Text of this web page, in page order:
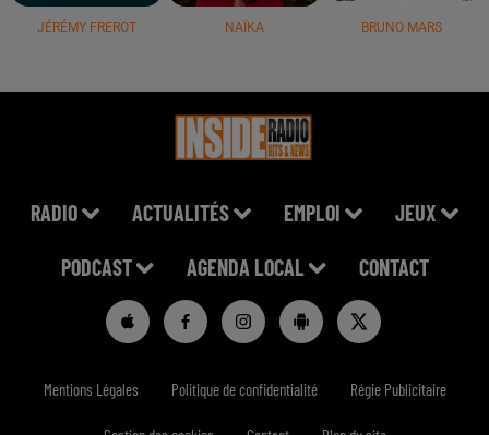
JÉRÉMY FREROT NAÏKA BRUNO MARS
RADIO ACTUALITÉS EMPLOI JEUX
PODCAST AGENDA LOCAL CONTACT
Mentions Légales Politique de confidentialité Régie Publicitaire